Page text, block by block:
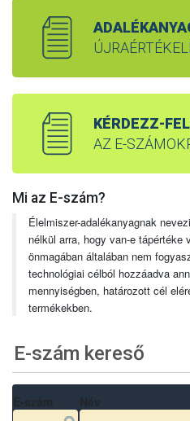
KÉRDEZZ-
AZ E-
Mi az E-szám?
Élelmiszer-adalékanyagnak
nélkül arra, hogy van-e tápértéke
önmagában általában nem
technológiai célból hozzáadva
mennyiségben, határozott cél
termékekben.
E-szám kereső